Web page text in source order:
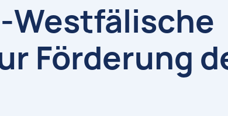
Westfälische
Förderung